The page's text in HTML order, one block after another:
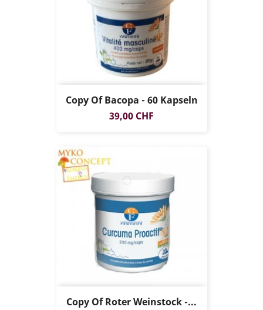
Copy Of Bacopa - 60 Kapseln
Preis
39,00 CHF
Copy Of Roter Weinstock -...